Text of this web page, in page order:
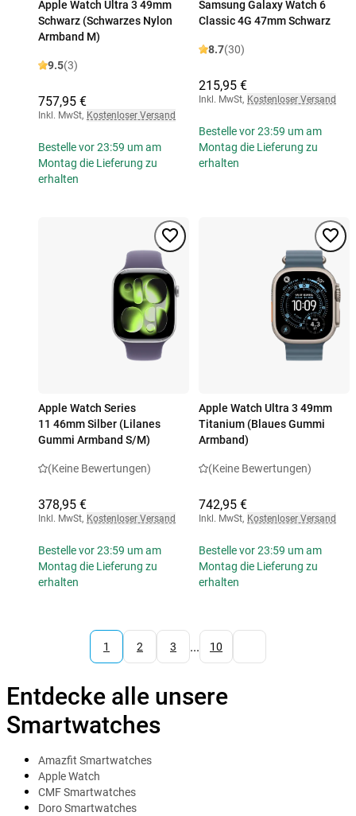
Apple Watch Ultra 3 49mm
Schwarz (Schwarzes Nylon
Armband M)
9.5(3)
757,95 €
Inkl. MwSt, Kostenloser Versand
Bestelle vor 23:59 um am
Montag die Lieferung zu
erhalten
Samsung Galaxy Watch 6
Classic 4G 47mm Schwarz
8.7(30)
215,95 €
Inkl. MwSt, Kostenloser Versand
Bestelle vor 23:59 um am
Montag die Lieferung zu
erhalten
Apple Watch Series
11 46mm Silber (Lilanes
Gummi Armband S/M)
(Keine Bewertungen)
378,95 €
Inkl. MwSt, Kostenloser Versand
Bestelle vor 23:59 um am
Montag die Lieferung zu
erhalten
Apple Watch Ultra 3 49mm
Titanium (Blaues Gummi
Armband)
(Keine Bewertungen)
742,95 €
Inkl. MwSt, Kostenloser Versand
Bestelle vor 23:59 um am
Montag die Lieferung zu
erhalten
1 2 3 ... 10
Entdecke alle unsere
Smartwatches
Amazfit Smartwatches
Apple Watch
CMF Smartwatches
Doro Smartwatches